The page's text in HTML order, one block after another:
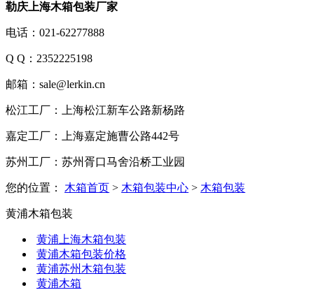
勒庆上海木箱包装厂家
电话：021-62277888
Q Q：2352225198
邮箱：sale@lerkin.cn
松江工厂：上海松江新车公路新杨路
嘉定工厂：上海嘉定施曹公路442号
苏州工厂：苏州胥口马舍沿桥工业园
您的位置： 木箱首页 > 木箱包装中心 > 木箱包装
黄浦木箱包装
黄浦上海木箱包装
黄浦木箱包装价格
黄浦苏州木箱包装
黄浦木箱